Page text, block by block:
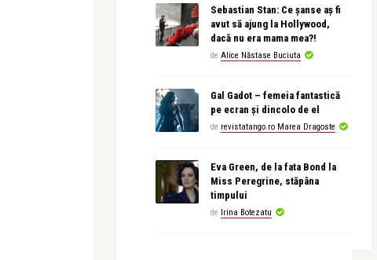
Sebastian Stan: Ce șanse aș fi
avut să ajung la Hollywood,
dacă nu era mama mea?!
de Alice Năstase Buciuta
Gal Gadot – femeia fantastică
pe ecran și dincolo de el
de revistatango.ro Marea Dragoste
Eva Green, de la fata Bond la
Miss Peregrine, stăpâna
timpului
de Irina Botezatu